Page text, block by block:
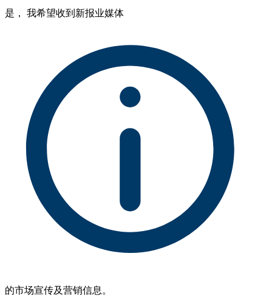
是， 我希望收到新报业媒体
的市场宣传及营销信息。